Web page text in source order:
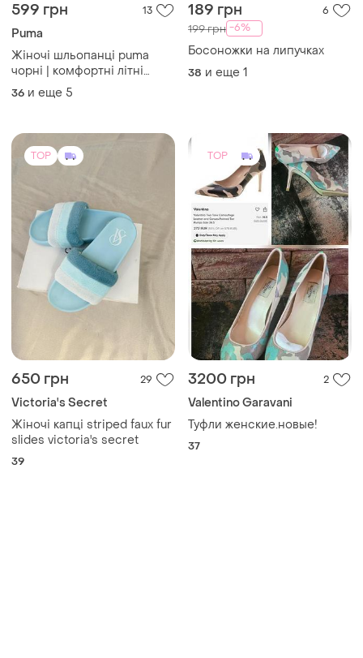
599 грн 13
Puma
Жіночі шльопанці puma
чорні | комфортні літні
капці | новинка | розміри
36–41 жіночі шльопанці
кожен день
36 и еще 5
189 грн 6
199 грн -6%
Босоножки на липучках
38 и еще 1
TOP
650 грн 29
Victoria's Secret
Жіночі капці striped faux fur
slides victoria's secret
39
TOP
3200 грн 2
Valentino Garavani
Туфли женские.новые!
37